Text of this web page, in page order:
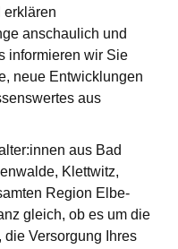
erklären
anschaulich und
informieren wir Sie
neue Entwicklungen
aus
aus Bad
Klettwitz,
Region Elbe-
gleich, ob es um die
Versorgung Ihres